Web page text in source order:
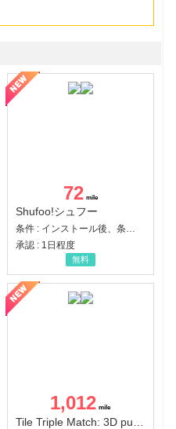
72
Shufoo!シュフー
条件 : インストール後、条件達成
承認 : 1日程度
無料
1,012